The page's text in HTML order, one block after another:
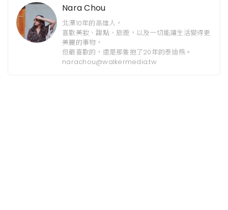
Nara Chou
北漂10年的高雄人，
喜歡美妝、甜點、旅遊，以及一切能讓生活變得更
美麗的事物，
但最喜歡的，還是那隻抱了20年的泰迪熊。
narachou@walkermedia.tw